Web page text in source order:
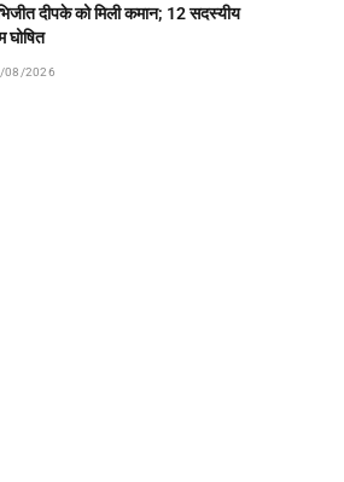
दीपके को मिली कमान; 12 सदस्यीय
घोषित
08/2026